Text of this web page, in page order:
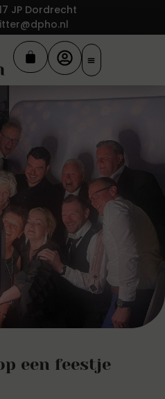
JP Dordrecht
een feestje